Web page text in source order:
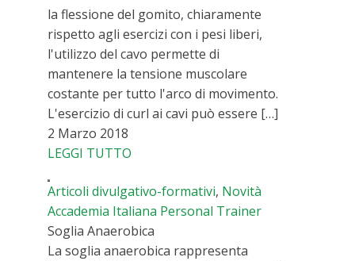
la flessione del gomito, chiaramente
rispetto agli esercizi con i pesi liberi,
l'utilizzo del cavo permette di
mantenere la tensione muscolare
costante per tutto l'arco di movimento.
L'esercizio di curl ai cavi può essere […]
2 Marzo 2018
LEGGI TUTTO
Articoli divulgativo-formativi, Novità
Accademia Italiana Personal Trainer
Soglia Anaerobica
La soglia anaerobica rappresenta